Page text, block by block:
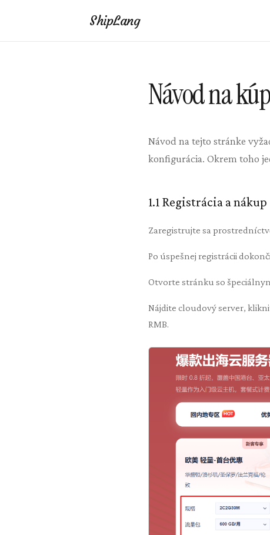
ShipLang
Návod na
Návod na tejto stránke
konfigurácia. Okrem toho
1.1 Registrácia a nákup
Zaregistrujte sa
Po úspešnej registrácii
Otvorte stránku so
Nájdite cloudový server,
RMB.